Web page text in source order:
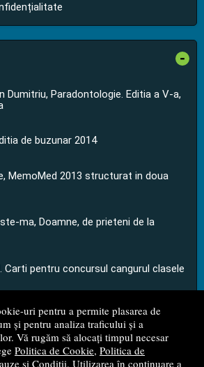
uri pentru a permite plasarea de
și pentru analiza traficului și a
Vă rugăm să alocați timpul necesar
Politica de Cookie, Politica de
și Condiții. Utilizarea în continuare a
-
Dumitriu, Paradontologie. Editia a V-a,
de buzunar 2014
MemoMed 2013 structurat in doua
ma, Doamne, de prieteni de la
Carti pentru concursul cangurul clasele
S.C. M.G. Net Distribution S.R.L.